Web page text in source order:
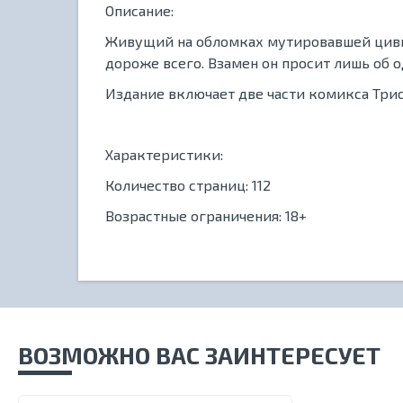
Описание:
Живущий на обломках мутировавшей
дороже всего. Взамен он просит лишь об
Издание включает две части комикса
Характеристики:
Количество страниц: 112
Возрастные ограничения: 18+
ВОЗМОЖНО ВАС ЗАИНТЕРЕСУЕТ